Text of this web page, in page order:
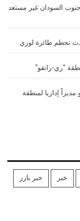
السودان غير مستعد
تحطم طائرة لوري
“ري-رانقو”
إداريا لمنطقة
خبر خبر بارز